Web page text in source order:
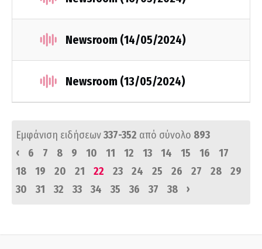
Newsroom (14/05/2024)
Newsroom (13/05/2024)
Εμφάνιση ειδήσεων337-352 από σύνολο 893
‹
6 7 8 9 10 11 12 13 14 15 16
17
18
19 20 21 22 23 24 25 26 27 28
29
30
31 32 33 34 35 36 37 38 ›